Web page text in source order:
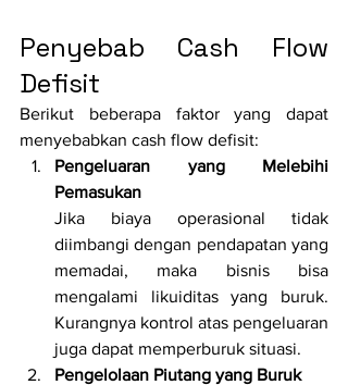
Penyebab Cash Flow
Defisit
Berikut beberapa faktor yang dapat
menyebabkan cash flow defisit:
Pengeluaran yang Melebihi
Pemasukan
Jika biaya operasional tidak
diimbangi dengan pendapatan yang
memadai, maka bisnis bisa
mengalami likuiditas yang buruk.
Kurangnya kontrol atas pengeluaran
juga dapat memperburuk situasi.
Pengelolaan Piutang yang Buruk